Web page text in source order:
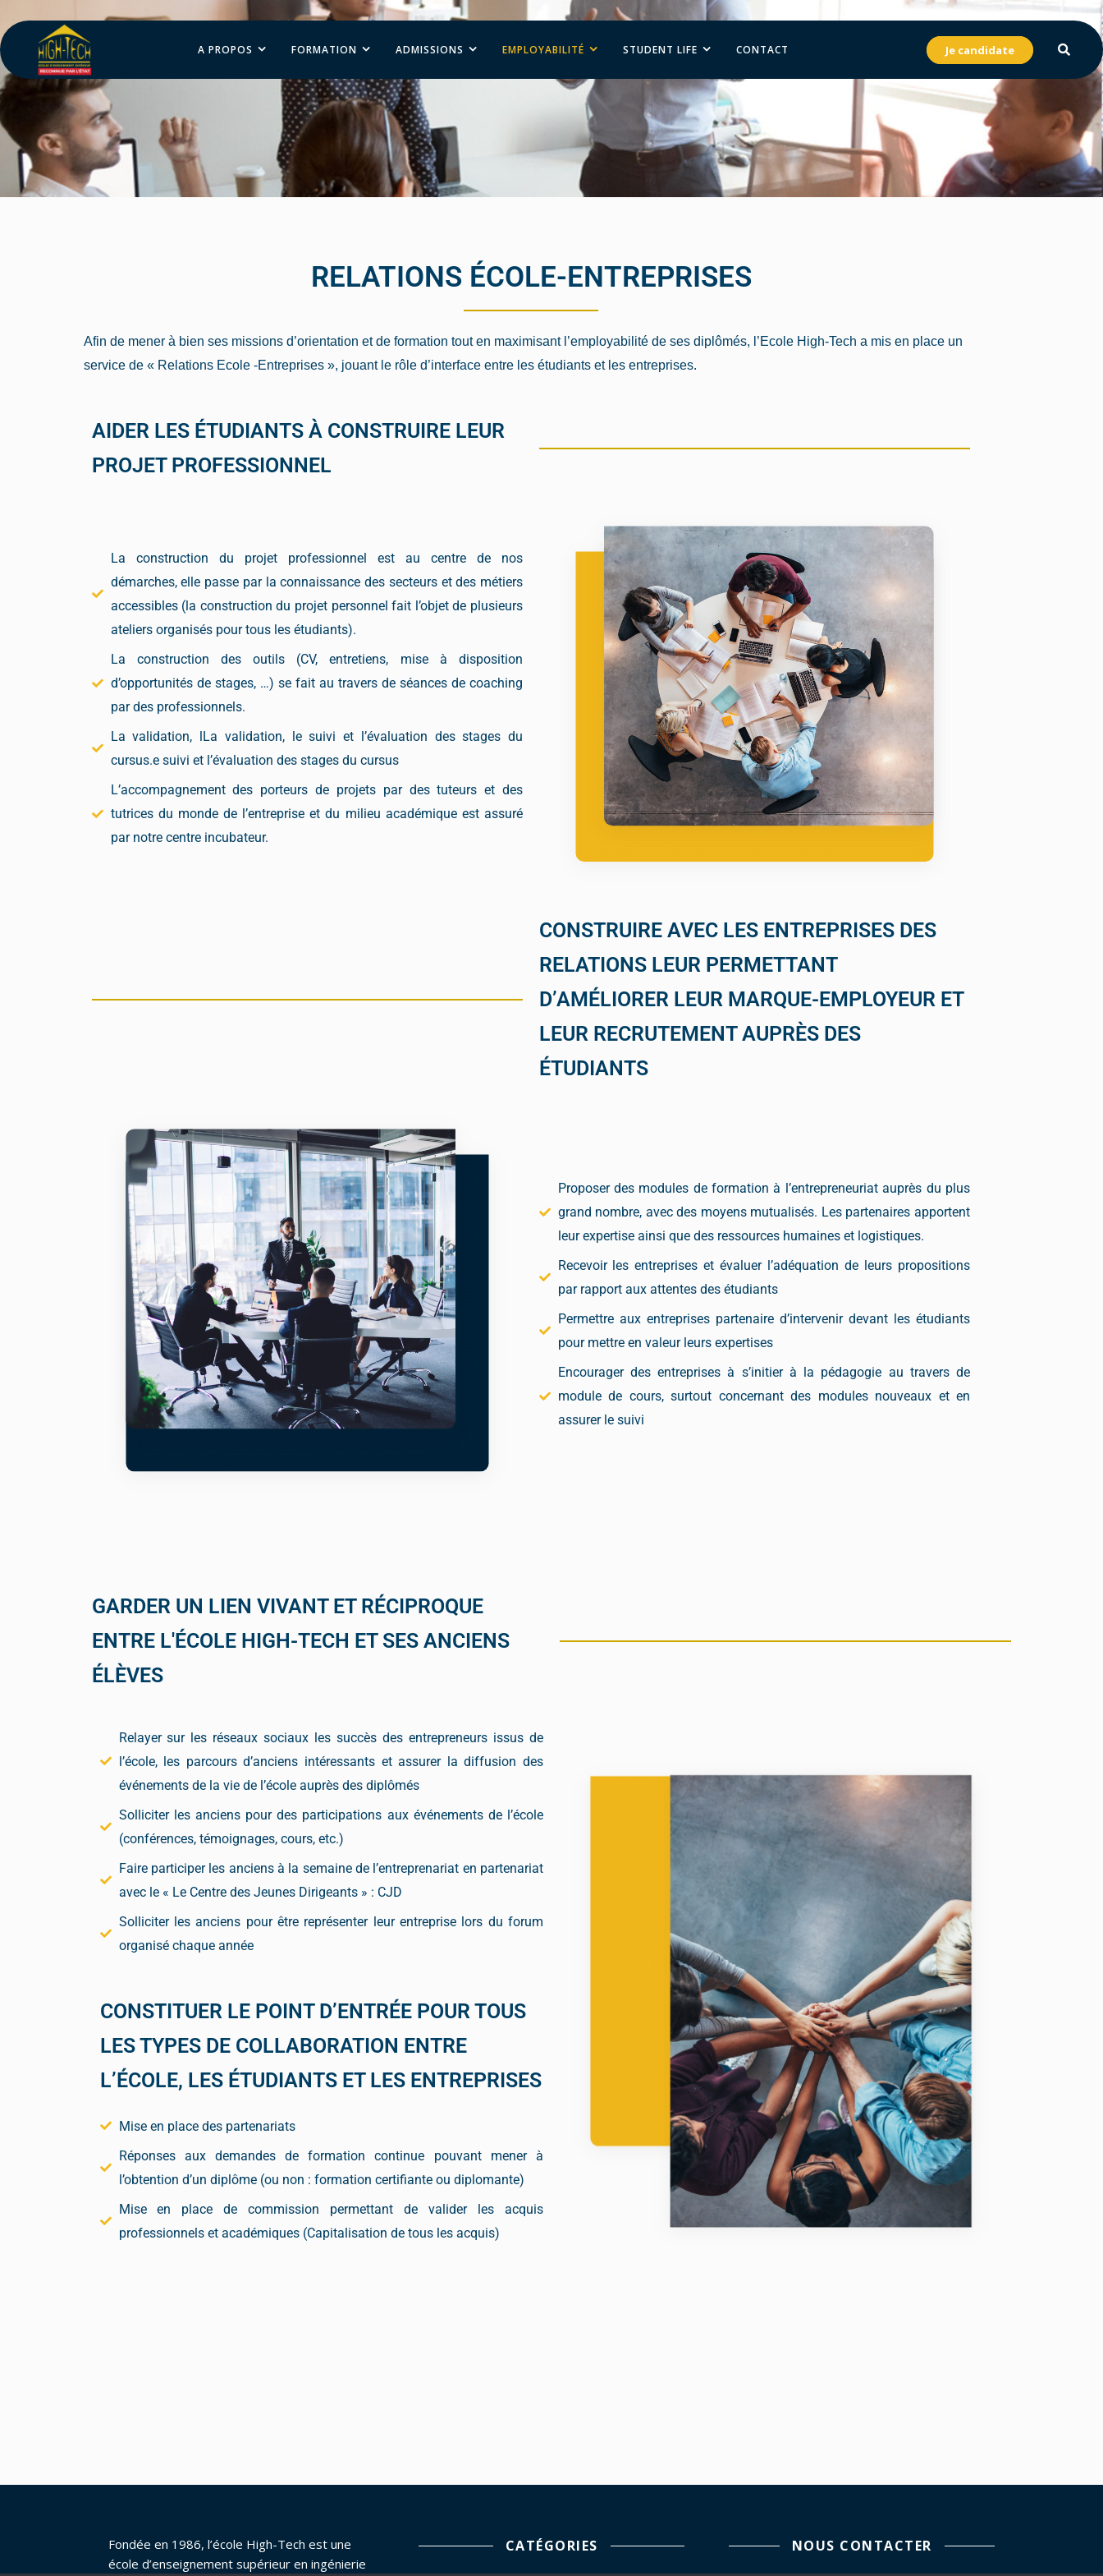
Je candidate
A PROPOS FORMATION ADMISSIONS EMPLOYABILITÉ STUDENT LIFE CONTACT
RELATIONS ÉCOLE-ENTREPRISES
Afin de mener à bien ses missions d’orientation et de formation tout en maximisant l’employabilité de ses diplômés, l’Ecole High-Tech a mis en place un
service de « Relations Ecole -Entreprises », jouant le rôle d’interface entre les étudiants et les entreprises.
AIDER LES ÉTUDIANTS À CONSTRUIRE LEUR
PROJET PROFESSIONNEL
La construction du projet professionnel est au centre de nos
démarches, elle passe par la connaissance des secteurs et des métiers
accessibles (la construction du projet personnel fait l’objet de plusieurs
ateliers organisés pour tous les étudiants).
La construction des outils (CV, entretiens, mise à disposition
d’opportunités de stages, …) se fait au travers de séances de coaching
par des professionnels.
La validation, lLa validation, le suivi et l’évaluation des stages du
cursus.e suivi et l’évaluation des stages du cursus
L’accompagnement des porteurs de projets par des tuteurs et des
tutrices du monde de l’entreprise et du milieu académique est assuré
par notre centre incubateur.
CONSTRUIRE AVEC LES ENTREPRISES DES
RELATIONS LEUR PERMETTANT
D’AMÉLIORER LEUR MARQUE-EMPLOYEUR ET
LEUR RECRUTEMENT AUPRÈS DES
ÉTUDIANTS
Proposer des modules de formation à l’entrepreneuriat auprès du plus
grand nombre, avec des moyens mutualisés. Les partenaires apportent
leur expertise ainsi que des ressources humaines et logistiques.
Recevoir les entreprises et évaluer l’adéquation de leurs propositions
par rapport aux attentes des étudiants
Permettre aux entreprises partenaire d’intervenir devant les étudiants
pour mettre en valeur leurs expertises
Encourager des entreprises à s’initier à la pédagogie au travers de
module de cours, surtout concernant des modules nouveaux et en
assurer le suivi
GARDER UN LIEN VIVANT ET RÉCIPROQUE
ENTRE L'ÉCOLE HIGH-TECH ET SES ANCIENS
ÉLÈVES
Relayer sur les réseaux sociaux les succès des entrepreneurs issus de
l’école, les parcours d’anciens intéressants et assurer la diffusion des
événements de la vie de l’école auprès des diplômés
Solliciter les anciens pour des participations aux événements de l’école
(conférences, témoignages, cours, etc.)
Faire participer les anciens à la semaine de l’entreprenariat en partenariat
avec le « Le Centre des Jeunes Dirigeants » : CJD
Solliciter les anciens pour être représenter leur entreprise lors du forum
organisé chaque année
CONSTITUER LE POINT D’ENTRÉE POUR TOUS
LES TYPES DE COLLABORATION ENTRE
L’ÉCOLE, LES ÉTUDIANTS ET LES ENTREPRISES
Mise en place des partenariats
Réponses aux demandes de formation continue pouvant mener à
l’obtention d’un diplôme (ou non : formation certifiante ou diplomante)
Mise en place de commission permettant de valider les acquis
professionnels et académiques (Capitalisation de tous les acquis)
Fondée en 1986, l’école High-Tech est une
école d’enseignement supérieur en ingénierie
CATÉGORIES NOUS CONTACTER